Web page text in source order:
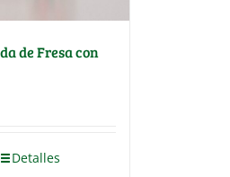
de Fresa con
Detalles